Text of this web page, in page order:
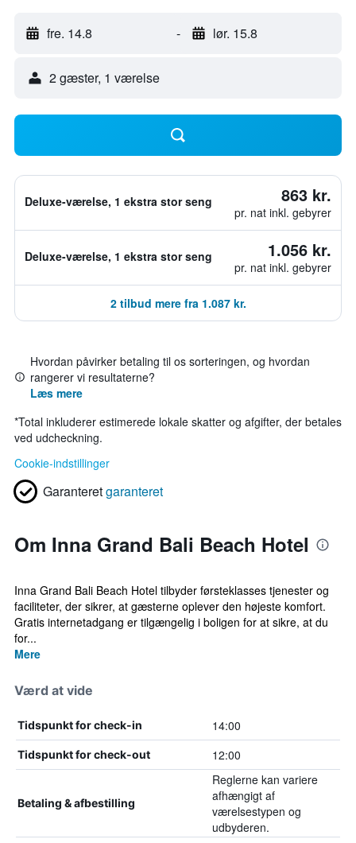
fre. 14.8 - lør. 15.8
2 gæster, 1 værelse
Deluxe-værelse, 1 ekstra stor seng 863 kr.
pr. nat inkl. gebyrer
Deluxe-værelse, 1 ekstra stor seng 1.056 kr.
pr. nat inkl. gebyrer
2 tilbud mere fra 1.087 kr.
Hvordan påvirker betaling til os sorteringen, og hvordan
rangerer vi resultaterne?
Læs mere
*Total inkluderer estimerede lokale skatter og afgifter, der betales
ved udcheckning.
Cookie-indstillinger
Garanteretgaranteret
Om Inna Grand Bali Beach Hotel
Inna Grand Bali Beach Hotel tilbyder førsteklasses tjenester og
faciliteter, der sikrer, at gæsterne oplever den højeste komfort.
Gratis internetadgang er tilgængelig i boligen for at sikre, at du
for...
Mere
Værd at vide
Tidspunkt for check-in 14:00
Tidspunkt for check-out 12:00
Betaling & afbestilling
Reglerne kan variere
afhængigt af
værelsestypen og
udbyderen.